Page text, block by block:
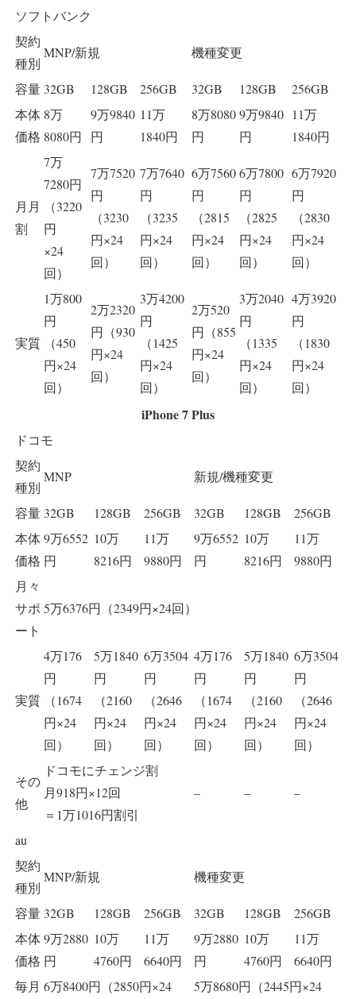
ソフトバンク
契約
種別
MNP/新規 機種変更
容量 32GB 128GB 256GB 32GB 128GB
256GB
本体
価格
8万
8080円
9万9840
円
11万
1840円
8万8080
円
9万9840
円
11万
1840円
月月
割
7万
7280円
（3220
円
×24
回）
7万7520
円
（3230
円×24
回）
7万7640
円
（3235
円×24
回）
6万7560
円
（2815
円×24
回）
6万7800
円
（2825
円×24
回）
6万7920
円
（2830
円×24
回）
実質
1万800
円
（450
円×24
回）
2万2320
円（930
円×24
回）
3万4200
円
（1425
円×24
回）
2万520
円（855
円×24
回）
3万2040
円
（1335
円×24
回）
4万3920
円
（1830
円×24
回）
iPhone 7 Plus
ドコモ
契約
種別
MNP 新規/機種変更
容量 32GB 128GB 256GB 32GB 128GB
256GB
本体
価格
9万6552
円
10万
8216円
11万
9880円
9万6552
円
10万
8216円
11万
9880円
月々
サポ
ート
5万6376円（2349円×24回）
実質
4万176
円
（1674
円×24
回）
5万1840
円
（2160
円×24
回）
6万3504
円
（2646
円×24
回）
4万176
円
（1674
円×24
回）
5万1840
円
（2160
円×24
回）
6万3504
円
（2646
円×24
回）
その
他
ドコモにチェンジ割
月918円×12回
＝1万1016円割引
– – –
au
契約
種別
MNP/新規 機種変更
容量 32GB 128GB 256GB 32GB 128GB
256GB
本体
価格
9万2880
円
10万
4760円
11万
6640円
9万2880
円
10万
4760円
11万
6640円
毎月 6万8400円（2850円×24
5万8680円（2445円×24